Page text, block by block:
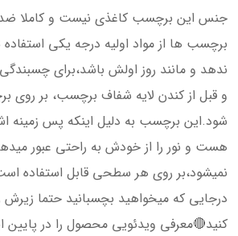
جنس این برچسب کاغذی نیست و کاملا ضد
برچسب ها از مواد اولیه درجه یکی
ندهد و مانند روز اولش باشد،برای
و قبل از کندن لایه شفاف برچسب، بر روی
شود.این برچسب به دلیل اینکه پس
هست و نور را از خودش به راحتی عبور
نمیشود،بر روی هر سطحی قابل استفاده
درجایی که میخواهید بچسبانید حتما زیرش
کنید🔴معرفی ویدئویی محصول را در پایین